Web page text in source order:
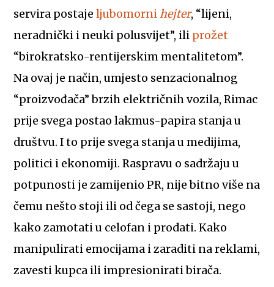
servira postajeljubomornihejter, “lijeni,
neradnički i neuki polusvijet”, ili prožet
“birokratsko-rentijerskim mentalitetom”.
Na ovaj je način, umjesto senzacionalnog
“proizvođača” brzih električnih vozila, Rimac
prije svega postao lakmus-papira stanja u
društvu. I to prije svega stanja u medijima,
politici i ekonomiji. Raspravu o sadržaju u
potpunosti je zamijenio PR, nije bitno više na
čemu nešto stoji ili od čega se sastoji, nego
kako zamotati u celofan i prodati. Kako
manipulirati emocijama i zaraditi na reklami,
zavesti kupca ili impresionirati birača.